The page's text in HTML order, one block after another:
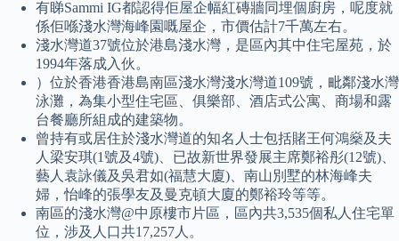
有睇Sammi IG都認得佢屋企幅紅磚牆同埋個廚房，呢度就
係佢喺淺水灣海峰園嘅屋企，市價估計7千萬左右。
淺水灣道37號位於港島淺水灣，是區內其中住宅屋苑，於
1994年落成入伙。
）位於香港香港島南區淺水灣淺水灣道109號，毗鄰淺水灣
泳灘，為集小型住宅區、俱樂部、酒店式公寓、商場和露
台餐廳所組成的建築物。
曾持有或居住於淺水灣道的知名人士包括賭王何鴻燊及夫
人梁安琪(1號及4號)、已故新世界發展主席鄭裕彤(12號)、
藝人袁詠儀及吳君如(福慧大廈)、南山別墅的林海峰夫
婦，怡峰的張學友及曼克頓大廈的鄭裕玲等等。
南區的淺水灣@中原樓市片區，區內共3,535個私人住宅單
位，涉及人口共17,257人。